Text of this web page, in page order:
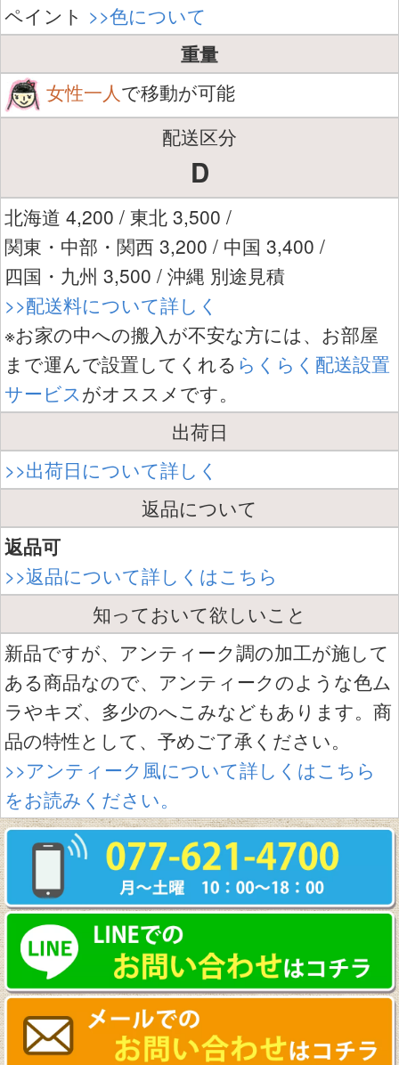
ペイント >>色について
重量
女性一人で移動が可能
配送区分
D
北海道 4,200 / 東北 3,500 /
関東・中部・関西 3,200 / 中国 3,400 /
四国・九州 3,500 / 沖縄 別途見積
>>配送料について詳しく
※お家の中への搬入が不安な方には、お部屋
まで運んで設置してくれる らくらく配送設置
サービスがオススメです。
出荷日
>>出荷日について詳しく
返品について
返品可
>>返品について詳しくはこちら
知っておいて欲しいこと
新品ですが、アンティーク調の加工が施して
ある商品なので、アンティークのような色ム
ラやキズ、多少のへこみなどもあります。商
品の特性として、予めご了承ください。
>>アンティーク風について詳しくはこちら
をお読みください。